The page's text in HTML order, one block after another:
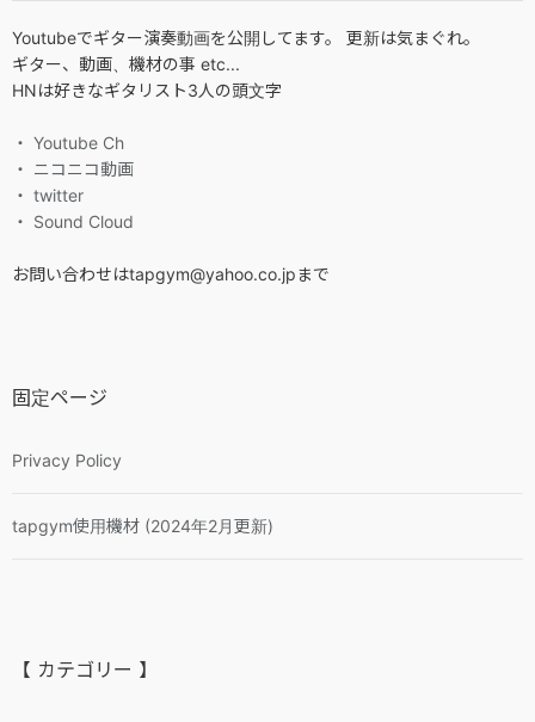
Youtubeでギター演奏動画を公開してます。 更新は気まぐれ。
ギター、動画、機材の事 etc...
HNは好きなギタリスト3人の頭文字
・ Youtube Ch
・ ニコニコ動画
・ twitter
・ Sound Cloud
お問い合わせはtapgym@yahoo.co.jpまで
固定ページ
Privacy Policy
tapgym使用機材 (2024年2月更新)
【 カテゴリー 】